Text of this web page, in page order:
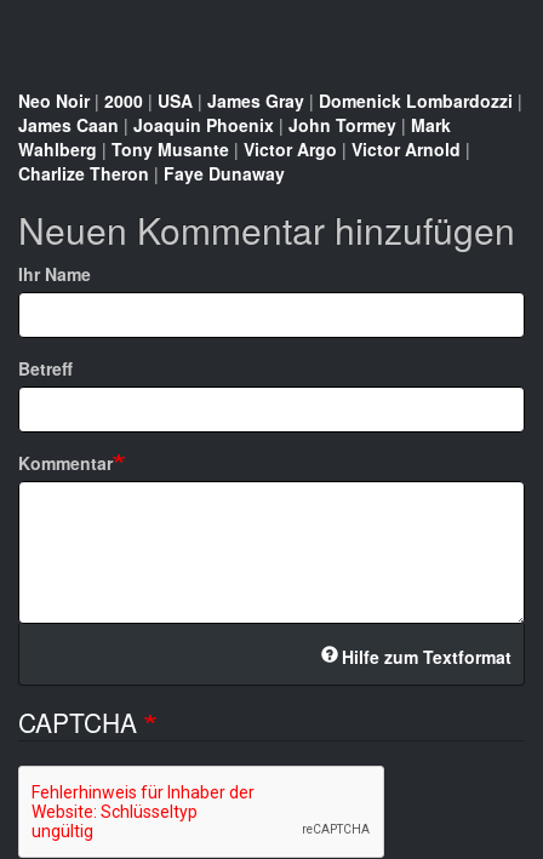
Neo Noir| 2000 | USA | James Gray | Domenick Lombardozzi |
James Caan | Joaquin Phoenix | John Tormey | Mark
Wahlberg | Tony Musante | Victor Argo | Victor Arnold |
Charlize Theron | Faye Dunaway
Neuen Kommentar hinzufügen
Ihr Name
Betreff
Kommentar
Hilfe zum Textformat
CAPTCHA